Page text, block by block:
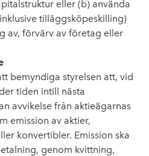
eller (b) använda
tilläggsköpeskilling)
av, förvärv av företag eller
bemyndiga styrelsen att, vid
tiden intill nästa
avvikelse från aktieägarnas
emission av aktier,
konvertibler. Emission ska
genom kvittning,